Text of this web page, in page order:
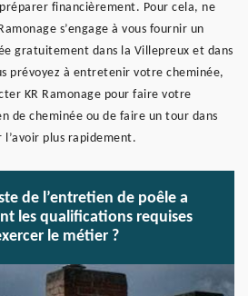
financièrement. Pour cela, ne
s’engage à vous fournir un
gratuitement dans la Villepreux et dans
prévoyez à entretenir votre cheminée,
KR Ramonage pour faire votre
de cheminée ou de faire un tour dans
l’avoir plus rapidement.
de l’entretien de poêle a
les qualifications requises
le métier ?